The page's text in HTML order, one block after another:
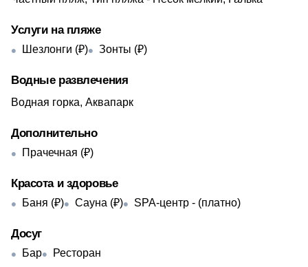
Услуги на пляже
Шезлонги (₽) Зонты (₽)
Водные развлечения
Водная горка, Аквапарк
Дополнительно
Прачечная (₽)
Красота и здоровье
Баня (₽) Сауна (₽) SPA-центр - ​(платно)
Досуг
Бар Ресторан